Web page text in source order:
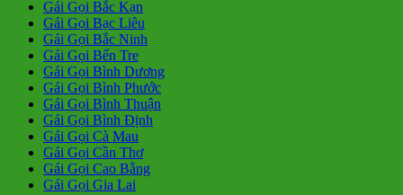
Gái Gọi Bắc Kạn
Gái Gọi Bạc Liêu
Gái Gọi Bắc Ninh
Gái Gọi Bến Tre
Gái Gọi Bình Dương
Gái Gọi Bình Phước
Gái Gọi Bình Thuận
Gái Gọi Bình Định
Gái Gọi Cà Mau
Gái Gọi Cần Thơ
Gái Gọi Cao Bằng
Gái Gọi Gia Lai